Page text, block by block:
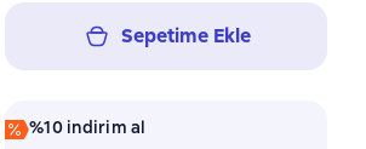
Sepetime Ekle
%10 indirim al